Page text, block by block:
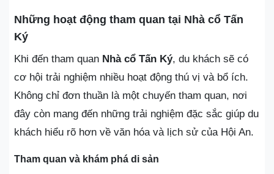
Những hoạt động tham quan tại Nhà cổ Tấn
Ký
Khi đến tham quan Nhà cổ Tấn Ký, du khách sẽ có
cơ hội trải nghiệm nhiều hoạt động thú vị và bổ ích.
Không chỉ đơn thuần là một chuyến tham quan, nơi
đây còn mang đến những trải nghiệm đặc sắc giúp du
khách hiểu rõ hơn về văn hóa và lịch sử của Hội An.
Tham quan và khám phá di sản